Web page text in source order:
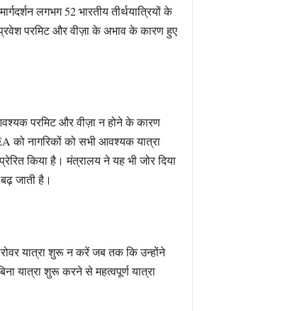
लगभग 52 भारतीय तीर्थयात्रियों के
परमिट और वीज़ा के अभाव के कारण हुए
परमिट और वीज़ा न होने के कारण
को नागरिकों को सभी आवश्यक यात्रा
किया है। मंत्रालय ने यह भी जोर दिया
जाती है।
यात्रा शुरू न करें जब तक कि उन्होंने
यात्रा शुरू करने से महत्वपूर्ण यात्रा